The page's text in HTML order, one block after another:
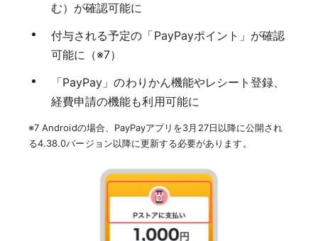
む）が確認可能に
付与される予定の「PayPayポイント」が確認
可能に（※7）
「PayPay」のわりかん機能やレシート登録、
経費申請の機能も利用可能に
※7 Androidの場合、PayPayアプリを3月27日以降に公開され
る4.38.0バージョン以降に更新する必要があります。